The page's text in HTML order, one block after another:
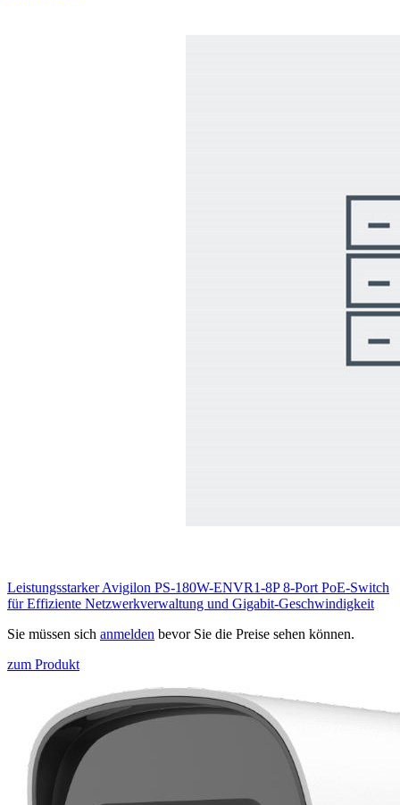
Leistungsstarker Avigilon PS-180W-ENVR1-8P 8-Port PoE-Switch
für Effiziente Netzwerkverwaltung und Gigabit-Geschwindigkeit
Sie müssen sich anmelden bevor Sie die Preise sehen können.
zum Produkt